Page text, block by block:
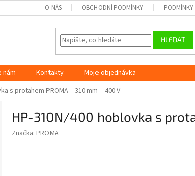
O NÁS OBCHODNÍ PODMÍNKY PODMÍNKY
HLEDAT
nám Kontakty
Moje objednávka
s protahem PROMA – 310 mm – 400 V
HP-310N/400 hoblovka s
Značka: PROMA